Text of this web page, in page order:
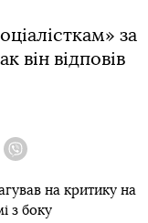
за
він відповів
Viber
на критику на
з боку